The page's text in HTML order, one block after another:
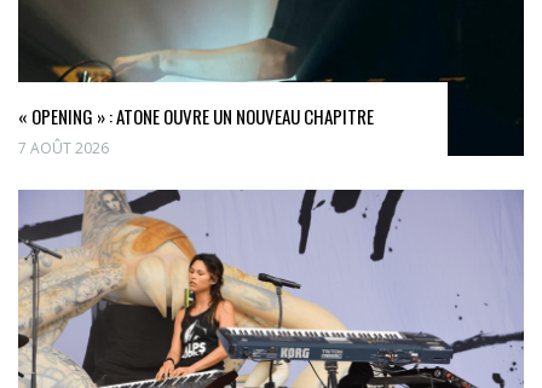
« OPENING » : ATONE OUVRE UN NOUVEAU CHAPITRE
7 AOÛT 2026